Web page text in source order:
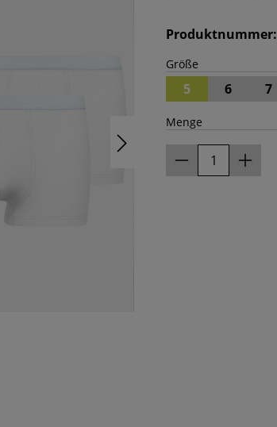
Produktnummer:
Größe
5 6 7
Menge